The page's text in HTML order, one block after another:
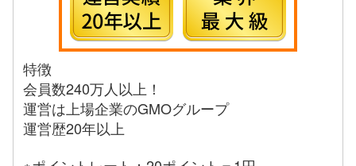
特徴
会員数240万人以上！
運営は上場企業のGMOグループ
運営歴20年以上